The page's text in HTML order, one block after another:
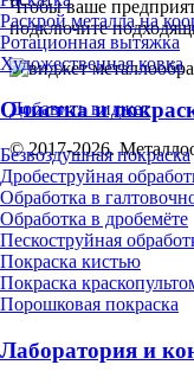
Раскрой металла на
Ротационная вытяжка
Художественная ковка
Очистка и
Безвоздушная покраска
Дробеструйная
Обработка в
Обработка в дробемёте
Пескоструйная
Покраска кистью
Покраска
Порошковая покраска
Лаборатория и
Чтобы ваше
подключите
Добавить виджет
© 2017-2026.